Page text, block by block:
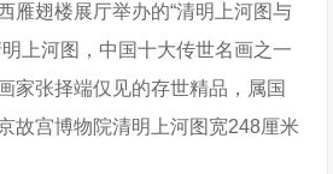
雁翅楼展厅举办的“清明上河图与
上河图，中国十大传世名画之一
家张择端仅见的存世精品，属国
故宫博物院清明上河图宽248厘米